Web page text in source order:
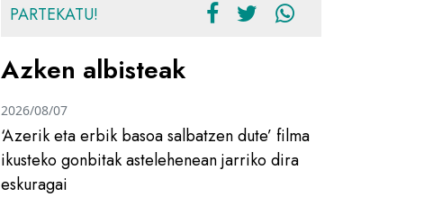
PARTEKATU!
Azken albisteak
‘Azerik eta erbik basoa salbatzen dute’ filma
ikusteko gonbitak astelehenean jarriko dira
eskuragai
2026/08/07